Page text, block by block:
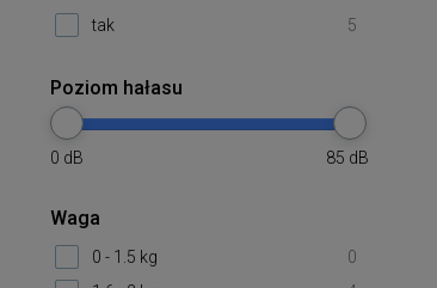
tak 5
Poziom hałasu
0 dB 85 dB
Waga
0 - 1.5 kg
0